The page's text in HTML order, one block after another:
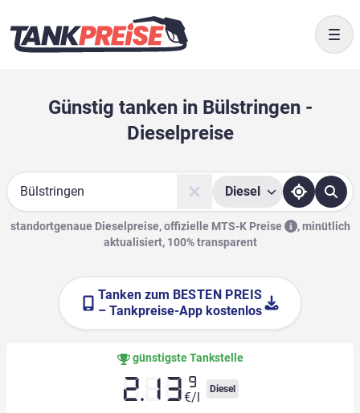
Günstig tanken in Bülstringen -
Dieselpreise
Suche
Diesel
standortgenaue Dieselpreise, offizielle MTS-K Preise ,minütlich
aktualisiert, 100% transparent
Tanken zum BESTEN PREIS
– Tankpreise-App kostenlos
günstigste Tankstelle
2.13 9
€/l
Diesel